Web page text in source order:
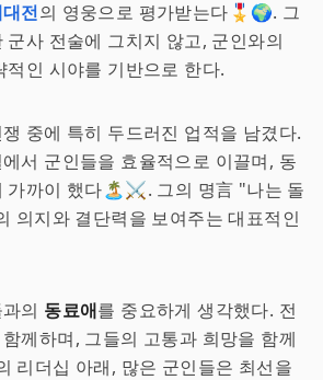
전의 영웅으로 평가받는다🎖️🌍. 그
군사 전술에 그치지 않고, 군인와의
적인 시야를 기반으로 한다.
중에 특히 두드러진 업적을 남겼다.
서 군인들을 효율적으로 이끌며, 동
가까이 했다🏝️⚔️. 그의 명言 "나는 돌
의지와 결단력을 보여주는 대표적인
의 동료애를 중요하게 생각했다. 전
께하며, 그들의 고통과 희망을 함께
리더십 아래, 많은 군인들은 최선을